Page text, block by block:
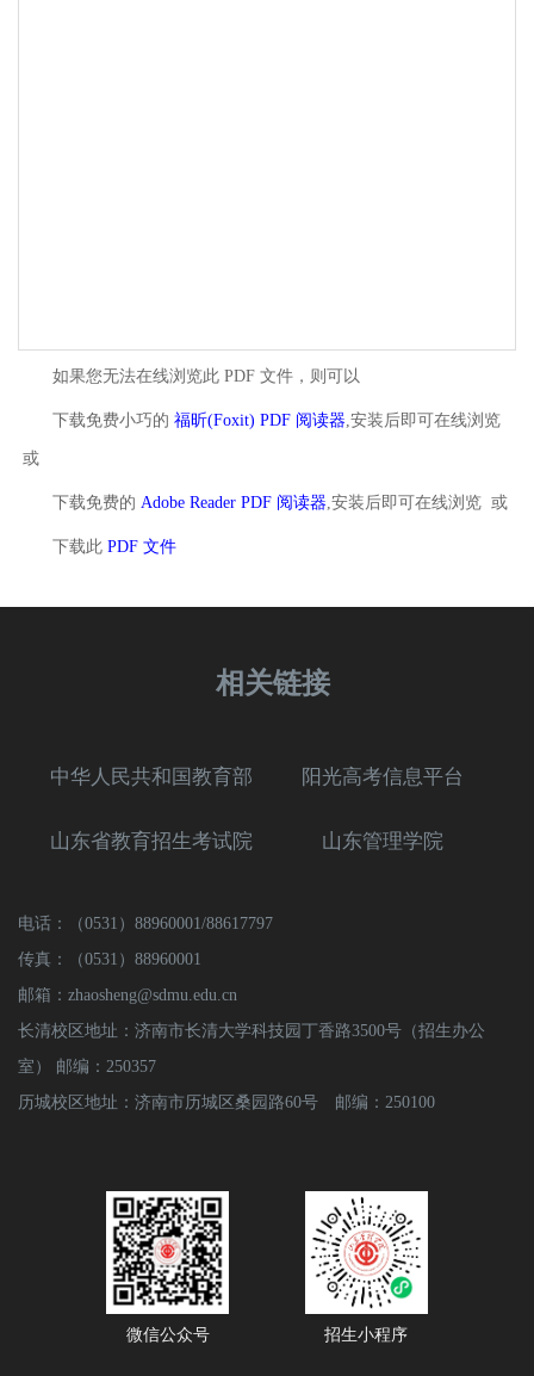
如果您无法在线浏览此 PDF 文件，则可以
下载免费小巧的 福昕(Foxit) PDF 阅读器 ,安装后即可在线浏览
或
下载免费的 Adobe Reader PDF 阅读器 ,安装后即可在线浏览 或
下载此 PDF 文件
相关链接
中华人民共和国教育部 阳光高考信息平台
山东省教育招生考试院 山东管理学院
电话：（0531）88960001/88617797
传真：（0531）88960001
邮箱：zhaosheng@sdmu.edu.cn
长清校区地址：济南市长清大学科技园丁香路3500号（招生办公
室） 邮编：250357
历城校区地址：济南市历城区桑园路60号 邮编：250100
微信公众号 招生小程序